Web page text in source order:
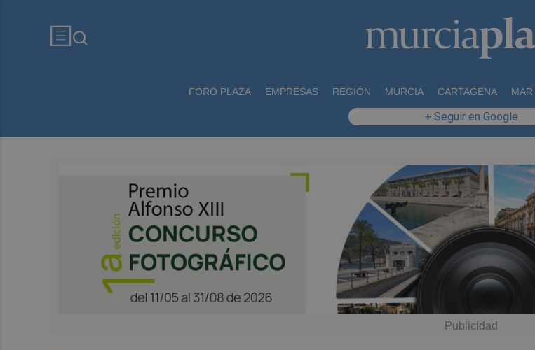
FORO PLAZA EMPRESAS REGIÓN MURCIA CARTAGENA
+ Seguir en Google